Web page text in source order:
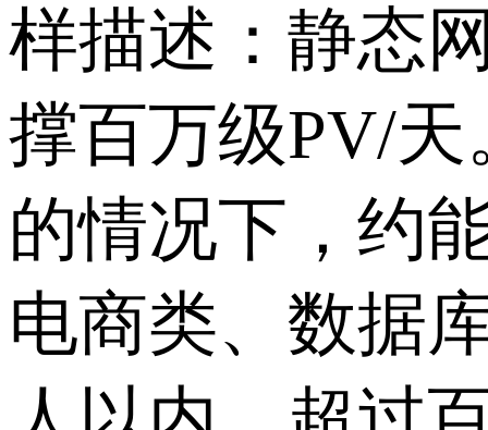
样描述：静态
撑百万级PV/
的情况下，约
电商类、数据